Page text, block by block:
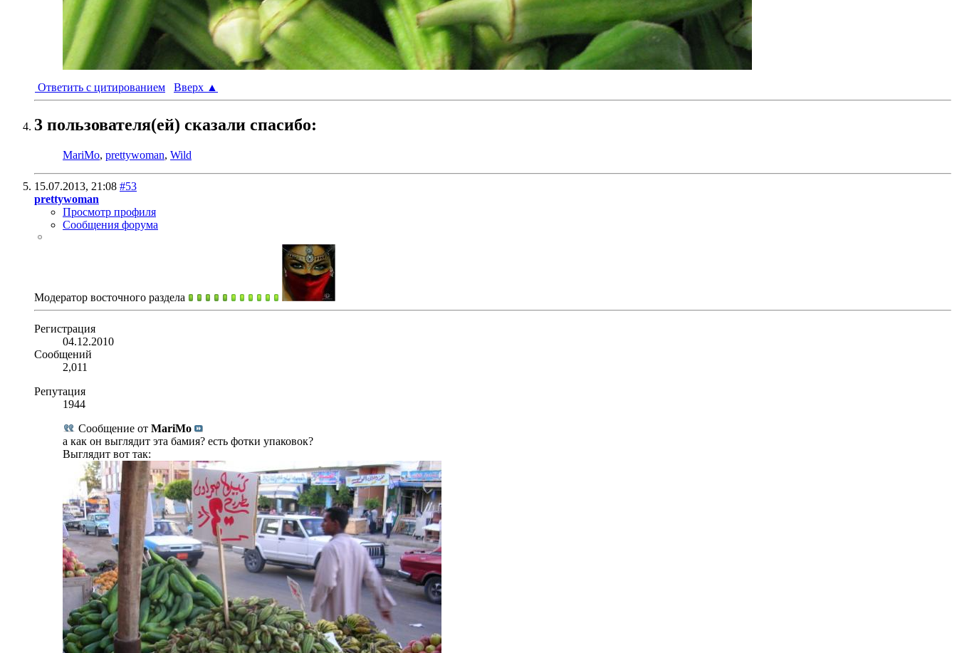
Ответить с цитированием Вверх ▲
3 пользователя(ей) сказали cпасибо:
MariMo, prettywoman, Wild
15.07.2013, 21:08 #53
prettywoman
Просмотр профиля
Сообщения форума
Модератор восточного раздела
Регистрация
04.12.2010
Сообщений
2,011
Репутация
1944
Сообщение от MariMo
а как он выглядит эта бамия? есть фотки упаковок?
Выглядит вот так: